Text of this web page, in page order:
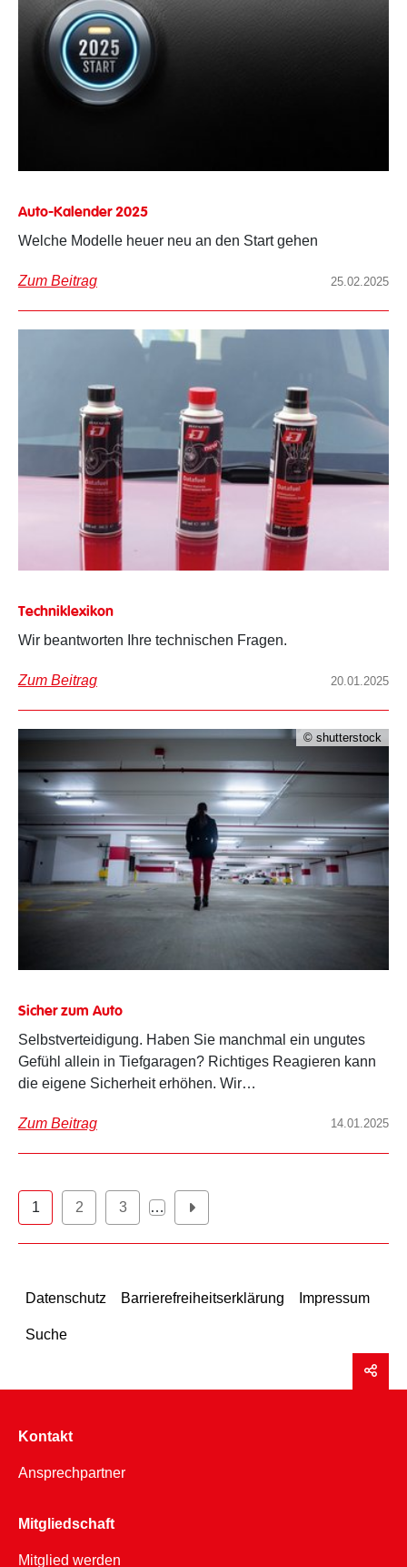
Auto-Kalender 2025
Welche Modelle heuer neu an den Start gehen
Zum Beitrag 25.02.2025
Techniklexikon
Wir beantworten Ihre technischen Fragen.
Zum Beitrag 20.01.2025
© shutterstock
Sicher zum Auto
Selbstverteidigung. Haben Sie manchmal ein ungutes
Gefühl allein in Tiefgaragen? Richtiges Reagieren kann
die eigene Sicherheit erhöhen. Wir…
Zum Beitrag 14.01.2025
1 2 3 …
Datenschutz Barrierefreiheitserklärung Impressum
Suche
Kontakt
Ansprechpartner
Mitgliedschaft
Mitglied werden